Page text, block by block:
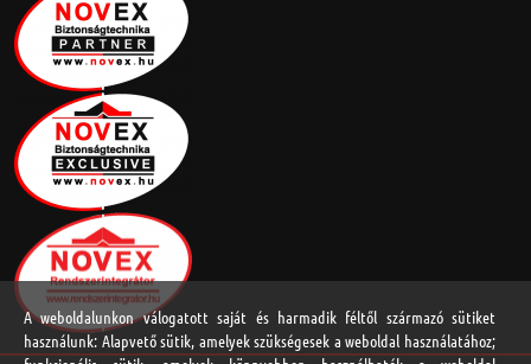
A weboldalunkon válogatott saját és harmadik féltől származó sütiket
használunk: Alapvető sütik, amelyek szükségesek a weboldal használatához;